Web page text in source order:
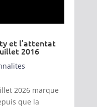
et l’attentat
2016
2026 marque
que la